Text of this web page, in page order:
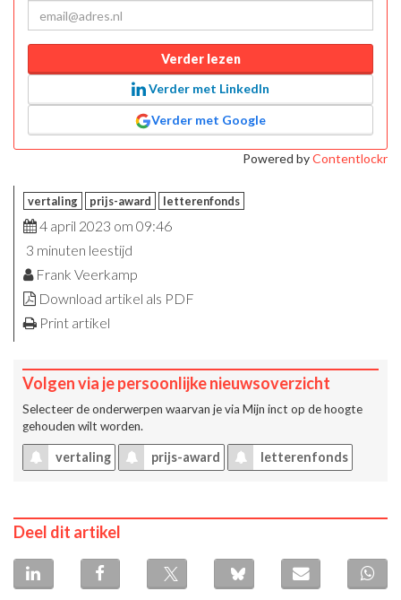
Verder lezen
Verder met LinkedIn
Verder met Google
Powered byContentlockr
vertaling prijs-award letterenfonds
4 april 2023 om 09:46
3 minuten leestijd
Frank Veerkamp
Download artikel als PDF
Print artikel
Volgen via je persoonlijke nieuwsoverzicht
Selecteer de onderwerpen waarvan je via Mijn inct op de hoogte
gehouden wilt worden.
vertaling prijs-award letterenfonds
Deel dit artikel